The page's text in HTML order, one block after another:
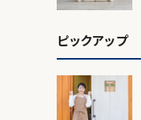
ピックアップ